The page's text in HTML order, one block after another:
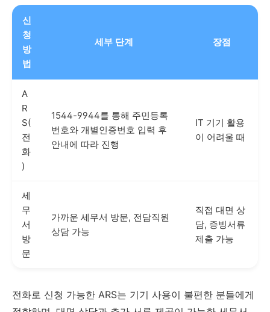
신
청
방
법
세부 단계 장점
A
R
S(
전
화
)
1544-9944를 통해 주민등록
번호와 개별인증번호 입력 후
안내에 따라 진행
IT 기기 활용
이 어려울 때
세
무
서
방
문
가까운 세무서 방문, 전담직원
상담 가능
직접 대면 상
담, 증빙서류
제출 가능
전화로 신청 가능한 ARS는 기기 사용이 불편한 분들에게